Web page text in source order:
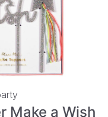
Make a Wish